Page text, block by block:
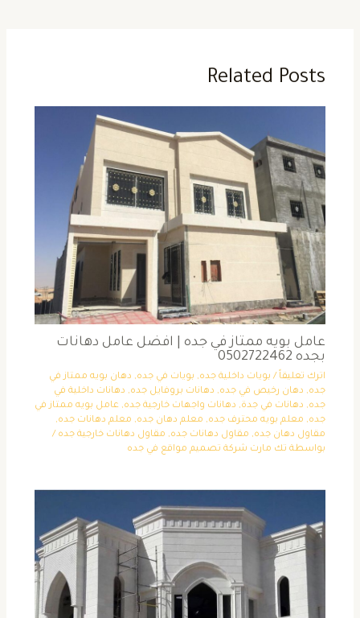
Related Posts
عامل بويه ممتاز في جده | افضل عامل دهانات
بجده 0502722462
اترك تعليقاً /بويات داخلية جده,بويات في جده,دهان بويه ممتاز في
جده,دهان رخيص في جده,دهانات بروفايل جده,دهانات داخلية في
جده,دهانات في جدة,دهانات واجهات خارجية جده,عامل بويه ممتاز في
جده,معلم بويه محترف جده,معلم دهان جده,معلم دهانات جده,
مقاول دهان جده,مقاول دهانات جده,مقاول دهانات خارجية جده/
بواسطة تك مارت شركة تصميم مواقع في جده